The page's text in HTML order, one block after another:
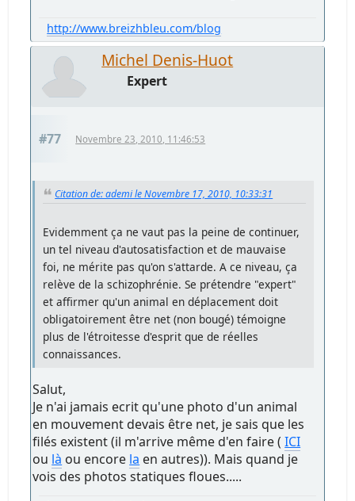
http://www.breizhbleu.com/blog
Michel Denis-Huot
Expert
#77 Novembre 23, 2010, 11:46:53
Citation de: ademi le Novembre 17, 2010, 10:33:31
Evidemment ça ne vaut pas la peine de continuer,
un tel niveau d'autosatisfaction et de mauvaise
foi, ne mérite pas qu'on s'attarde. A ce niveau, ça
relève de la schizophrénie. Se prétendre "expert"
et affirmer qu'un animal en déplacement doit
obligatoirement être net (non bougé) témoigne
plus de l'étroitesse d'esprit que de réelles
connaissances.
Salut,
Je n'ai jamais ecrit qu'une photo d'un animal
en mouvement devais être net, je sais que les
filés existent (il m'arrive même d'en faire (ICI
ou là ou encore la en autres)). Mais quand je
vois des photos statiques floues.....